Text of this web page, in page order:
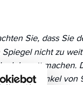
Sie, dass Sie
nicht zu
kaputt machen.
einem Winkel von